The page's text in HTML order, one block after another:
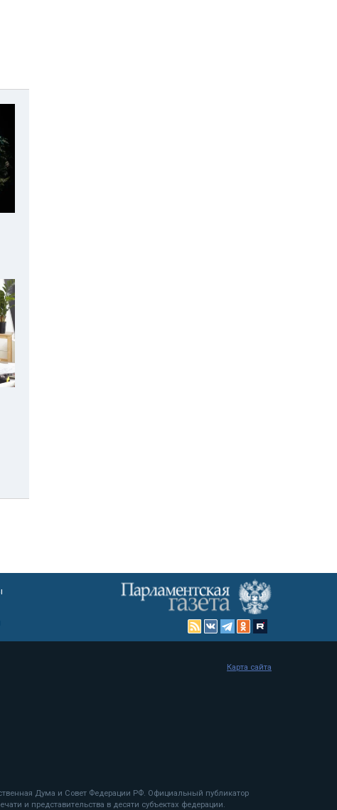
Дума и Совет Федерации РФ. Официальный публикатор
и представительства в десяти субъектах федерации.
Карта сайта